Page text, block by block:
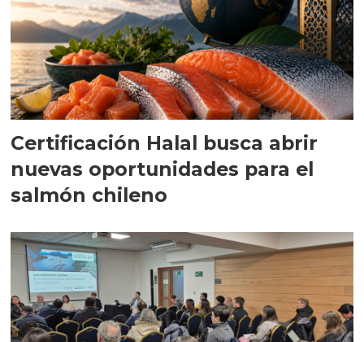
Certificación Halal busca abrir
nuevas oportunidades para el
salmón chileno